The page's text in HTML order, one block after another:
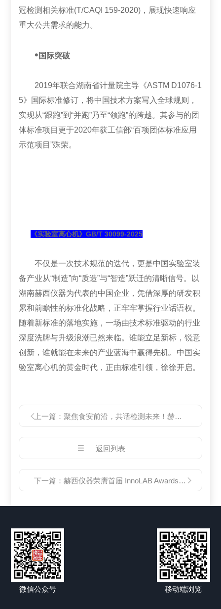
冠检测相关标准(T/CAQI 159-2020)，展现快速响应
重大公共需求的能力。
• 国际突破
2019年联合湖南省计量院主导《ASTM D1076-1
5》国际标准修订，将中国技术方案写入全球规则，
实现从“跟跑”到“并跑”乃至“领跑”的跨越。其参与的团
体标准项目更于2020年获工信部“百项团体标准应用
示范项目”殊荣。
《实验室离心机》GB/T 30099-2025
不仅是一次技术规范的迭代，更是中国实验室装
备产业从“制造”向“质造”与“智造”跃迁的清晰信号。以
湖南赫西仪器为代表的中国企业，凭借深厚的研发积
累和前瞻性的标准化战略，正牢牢掌握行业话语权。
随着新标准的落地实施，一场由技术标准驱动的行业
深度洗牌与升级浪潮已然来临。谁能立足新标，锐意
创新，谁就能在未来的产业蓝海中赢得先机。中国实
验室离心机的黄金时代，正由标准引领，徐徐开启。
上一篇：聚焦食安前沿，共话检测未来！赫西仪器诚邀您莅临CFAS 2025
返回列表
下一篇：赫西仪器荣膺首届 InnoLAB Awards入围殊荣，彰显创新实力
微信公众号 移动端浏览